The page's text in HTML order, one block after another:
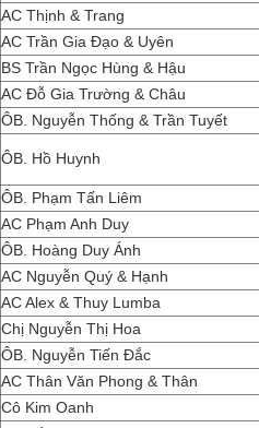
AC Thịnh & Trang
AC Trần Gia Đạo & Uyên
BS Trần Ngọc Hùng & Hậu
AC Đỗ Gia Trường & Châu
ÔB. Nguyễn Thống & Trần Tuyết
ÔB. Hồ Huynh
ÔB. Phạm Tấn Liêm
AC Phạm Anh Duy
ÔB. Hoàng Duy Ánh
AC Nguyễn Quý & Hạnh
AC Alex & Thuy Lumba
Chị Nguyễn Thị Hoa
ÔB. Nguyễn Tiến Đắc
AC Thân Văn Phong & Thân
Cô Kim Oanh